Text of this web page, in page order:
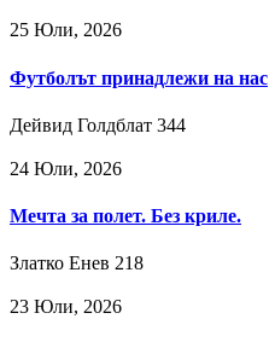
25 Юли, 2026
Футболът принадлежи на нас
Дейвид Голдблат 344
24 Юли, 2026
Мечта за полет. Без криле.
Златко Енев 218
23 Юли, 2026